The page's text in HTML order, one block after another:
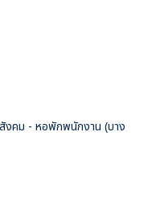
งคม - หอพักพนักงาน (บาง